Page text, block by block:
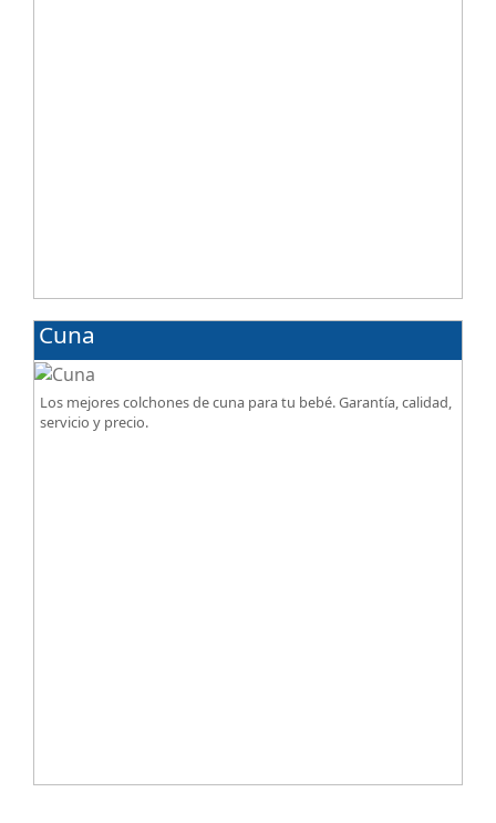
Cuna
Los mejores colchones de cuna para tu bebé. Garantía, calidad,
servicio y precio.